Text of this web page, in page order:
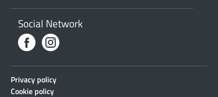
Social Network
Privacy policy
Cookie policy